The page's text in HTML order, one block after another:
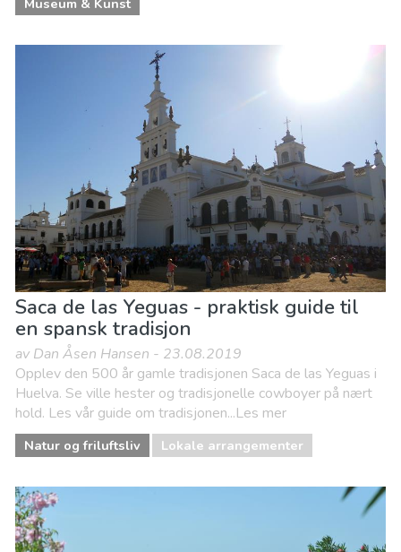
Museum & Kunst
Saca de las Yeguas - praktisk guide til
en spansk tradisjon
av Dan Åsen Hansen - 23.08.2019
Opplev den 500 år gamle tradisjonen Saca de las Yeguas i
Huelva. Se ville hester og tradisjonelle cowboyer på nært
hold. Les vår guide om tradisjonen...Les mer
Natur og friluftsliv Lokale arrangementer